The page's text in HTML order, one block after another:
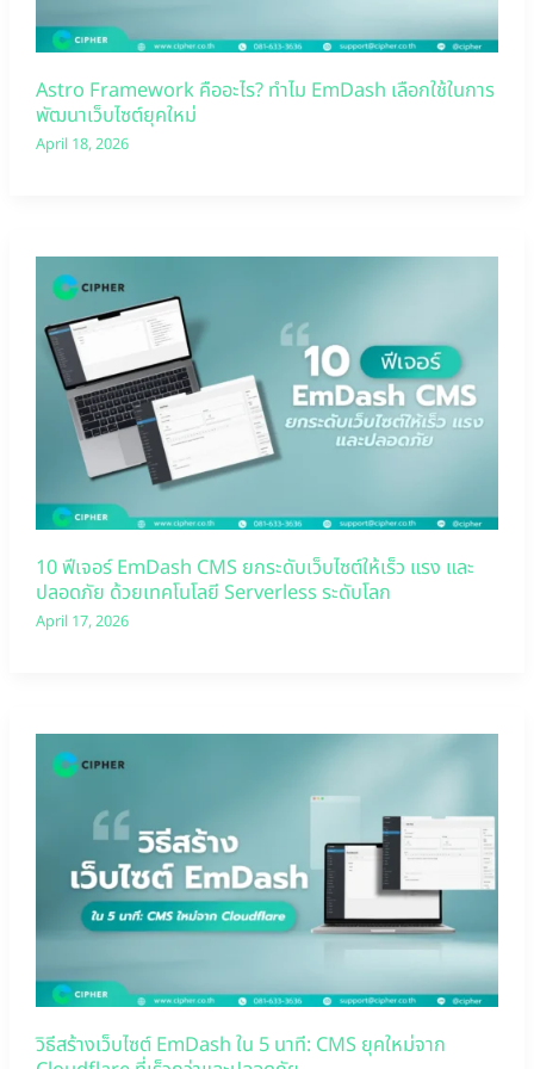
Astro Framework คืออะไร? ทำไม EmDash เลือกใช้ในการ
พัฒนาเว็บไซต์ยุคใหม่
April 18, 2026
10 ฟีเจอร์ EmDash CMS ยกระดับเว็บไซต์ให้เร็ว แรง และ
ปลอดภัย ด้วยเทคโนโลยี Serverless ระดับโลก
April 17, 2026
วิธีสร้างเว็บไซต์ EmDash ใน 5 นาที: CMS ยุคใหม่จาก